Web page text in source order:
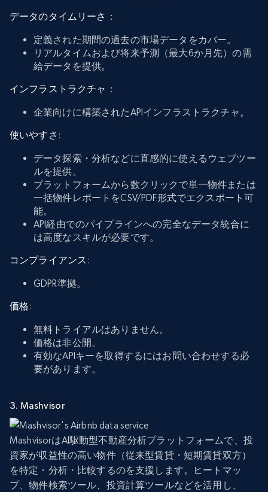
データのタイムリーさ ：
定義された期間の過去の市場データをカバー。
リアルタイムおよび将来予測（最大6か月先）の需
給データを提供。
インフラストラクチャ ：
企業向けに構築されたAPIインフラストラクチャ。
使いやすさ :
データ探索・分析などに直感的に使えるウェブツー
ルを提供。
プラットフォームから数クリックで単一物件または
一括物件レポートをCSV/PDF形式でエクスポート可
能。
API経由でのパイプラインへの完全なデータ統合に
は高度なスキルが必要です。
コンプライアンス :
GDPR準拠。
価格:
無料トライアルはありません。
価格は非公開。
有効なAPIキーを取得するにはお問い合わせする必
要があります。
3. Mashvisor
MashvisorはAI駆動型不動産分析プラットフォームで、投
資家が収益性の高い物件（従来型賃貸・短期賃貸双方）
を特定・分析・比較するのを支援します。ヒートマッ
プ、物件検索ツール、投資計算ツールなどを活用し、